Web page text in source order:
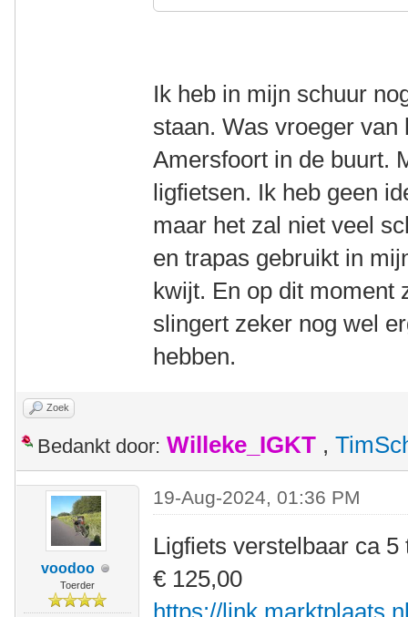
Ik heb in mijn schuur
staan. Was vroeger
Amersfoort in de buurt.
ligfietsen. Ik heb geen
maar het zal niet veel
en trapas gebruikt in
kwijt. En op dit moment
slingert zeker nog wel
hebben.
Zoek
Bedankt door: Willeke_IGKT ,
voodoo
Toerder
19-Aug-2024, 01:36 PM
Ligfiets verstelbaar ca 5
€ 125,00
https://